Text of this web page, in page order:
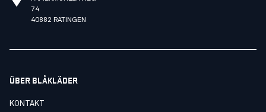
74
40882 RATINGEN
ÜBER BLÅKLÄDER
KONTAKT